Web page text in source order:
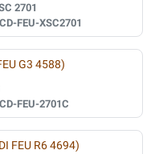
2701
FEU-XSC2701
G3 4588)
FEU-2701C
FEU R6 4694)